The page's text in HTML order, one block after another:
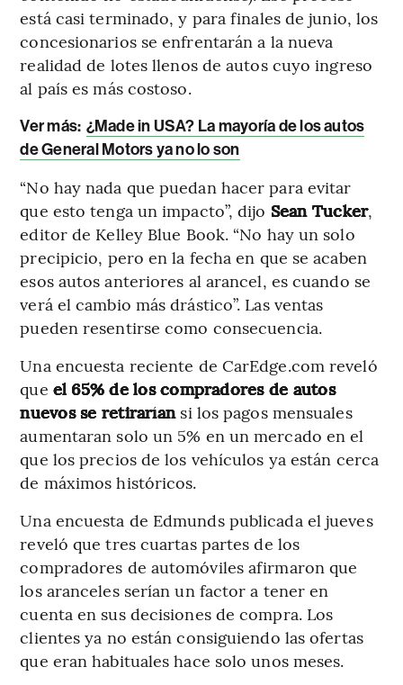
está casi terminado, y para finales de junio, los
concesionarios se enfrentarán a la nueva
realidad de lotes llenos de autos cuyo ingreso
al país es más costoso.
Ver más: ¿Made in USA? La mayoría de los autos
de General Motors ya no lo son
“No hay nada que puedan hacer para evitar
que esto tenga un impacto”, dijo Sean Tucker,
editor de Kelley Blue Book. “No hay un solo
precipicio, pero en la fecha en que se acaben
esos autos anteriores al arancel, es cuando se
verá el cambio más drástico”. Las ventas
pueden resentirse como consecuencia.
Una encuesta reciente de CarEdge.com reveló
que el 65% de los compradores de autos
nuevos se retirarían si los pagos mensuales
aumentaran solo un 5% en un mercado en el
que los precios de los vehículos ya están cerca
de máximos históricos.
Una encuesta de Edmunds publicada el jueves
reveló que tres cuartas partes de los
compradores de automóviles afirmaron que
los aranceles serían un factor a tener en
cuenta en sus decisiones de compra. Los
clientes ya no están consiguiendo las ofertas
que eran habituales hace solo unos meses.